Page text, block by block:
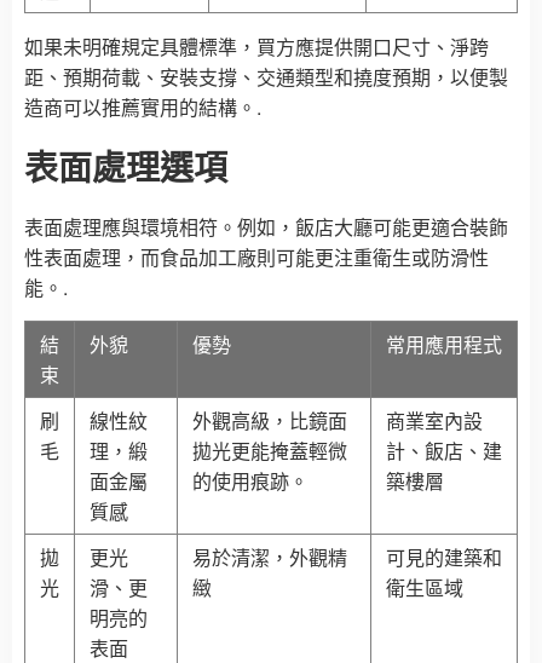
如果未明確規定具體標準，買方應提供開口尺寸、淨跨
距、預期荷載、安裝支撐、交通類型和撓度預期，以便製
造商可以推薦實用的結構。.
表面處理選項
表面處理應與環境相符。例如，飯店大廳可能更適合裝飾
性表面處理，而食品加工廠則可能更注重衛生或防滑性
能。.
結
束
外貌 優勢 常用應用程式
刷
毛
線性紋
理，緞
面金屬
質感
外觀高級，比鏡面
拋光更能掩蓋輕微
的使用痕跡。
商業室內設
計、飯店、建
築樓層
拋
光
更光
滑、更
明亮的
表面
易於清潔，外觀精
緻
可見的建築和
衛生區域